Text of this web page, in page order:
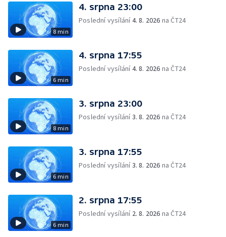
8 min
4. srpna 23:00
Poslední vysílání4. 8. 2026 na ČT24
6 min
4. srpna 17:55
Poslední vysílání4. 8. 2026 na ČT24
8 min
3. srpna 23:00
Poslední vysílání3. 8. 2026 na ČT24
6 min
3. srpna 17:55
Poslední vysílání3. 8. 2026 na ČT24
6 min
2. srpna 17:55
Poslední vysílání 2. 8. 2026 na ČT24